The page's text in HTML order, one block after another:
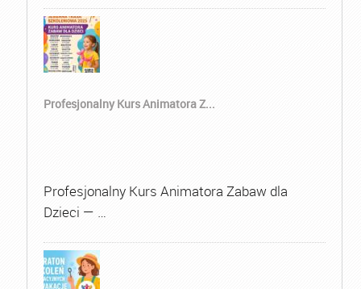
Profesjonalny Kurs Animatora Z...
Profesjonalny Kurs Animatora Zabaw dla
Dzieci — …